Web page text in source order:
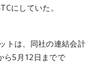
にしていた。
トは、同社の連結会計
ら5月12日までで